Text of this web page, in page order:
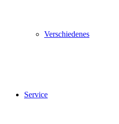
Verschiedenes
Service